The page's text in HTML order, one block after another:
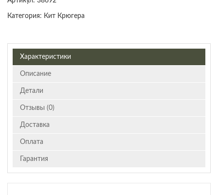
Категория: Кит Крюгера
Характеристики
Описание
Детали
Отзывы (0)
Доставка
Оплата
Гарантия